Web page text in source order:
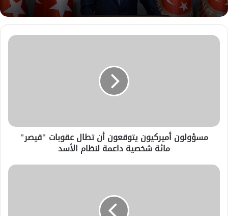
مسؤولون أميركيون يتوقعون أن تطال عقوبات "قيصر"
مائة شخصية داعمة لنظام الأسد